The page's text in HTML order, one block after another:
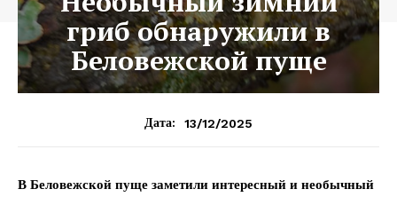
гриб обнаружили в
Беловежской пуще
Дата: 13/12/2025
В Беловежской пуще заметили интересный и необычный